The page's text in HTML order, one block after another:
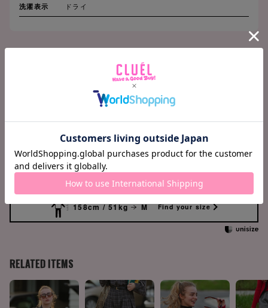
洗濯表示 ドライ
SIZE CHART
S
121
57
着丈
106 109
158cm / 51kg M Find your size